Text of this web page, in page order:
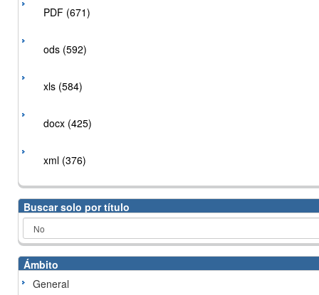
PDF (671)
ods (592)
xls (584)
docx (425)
xml (376)
Buscar solo por título
Ámbito
General